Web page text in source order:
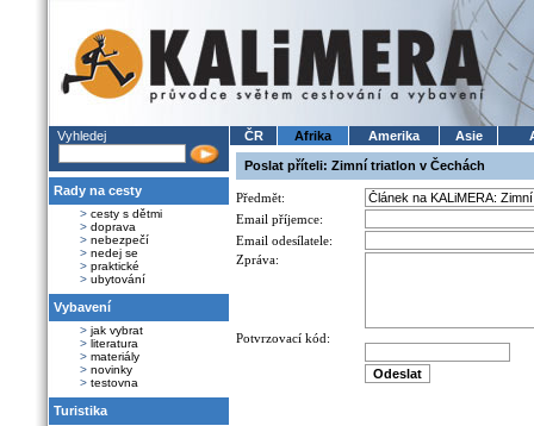
Vyhledej
Rady na cesty
> cesty s dětmi
> doprava
> nebezpečí
> nedej se
> praktické
> ubytování
Vybavení
> jak vybrat
> literatura
> materiály
> novinky
> testovna
Turistika
ČR Afrika Amerika Asie
Poslat příteli: Zimní triatlon v Čechách
Předmět:
Email příjemce:
Email odesílatele:
Zpráva:
Potvrzovací kód: